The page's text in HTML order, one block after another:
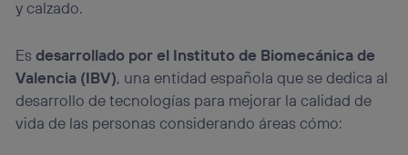
y calzado.
Esdesarrollado por el Instituto de Biomecánica de
Valencia (IBV), una entidad española que se dedica al
desarrollo de tecnologías para mejorar la calidad de
vida de las personas considerando áreas cómo: